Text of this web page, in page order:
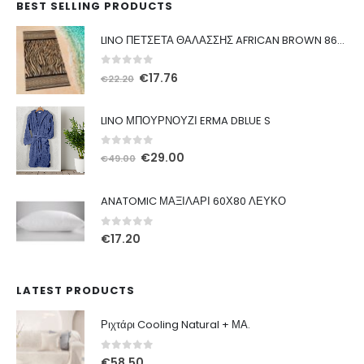
BEST SELLING PRODUCTS
LINO ΠΕΤΣΕΤΑ ΘΑΛΑΣΣΗΣ AFRICAN BROWN 86X160
out of 5
€22.20 Original
€17.76
LINO ΜΠΟΥΡΝΟΥΖΙ ERMA DBLUE S
out of 5
€49.00 Original
€29.00
ANATOMIC ΜΑΞΙΛΑΡΙ 60Χ80 ΛΕΥΚΟ
0out of 5
€17.20
LATEST PRODUCTS
Ριχτάρι Cooling Natural + ΜΑ.
0out of 5